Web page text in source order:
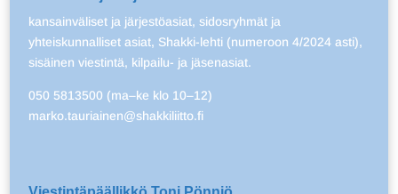
kansainväliset ja järjestöasiat, sidosryhmät ja
yhteiskunnalliset asiat, Shakki-lehti (numeroon 4/2024 asti),
sisäinen viestintä, kilpailu- ja jäsenasiat.
050 5813500 (ma–ke klo 10–12)
marko.tauriainen@shakkiliitto.fi